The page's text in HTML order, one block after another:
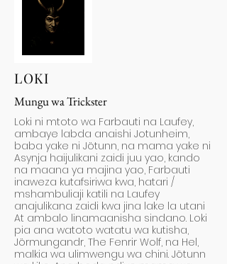
LOKI
Mungu wa Trickster
Loki ni mtoto wa Farbauti na Laufey,
ambaye labda anaishi Jotunheim,
baba yake ni Jötunn, na mama yake ni
Asynja haijulikani zaidi juu yao, kando
na maana ya majina yao, Farbauti
inaweza kutafsiriwa kwa, hatari /
mshambuliaji katili na Laufey
anajulikana zaidi kwa jina lake la utani
At ambalo linamaanisha sindano. Loki
pia ana watoto watatu wa kutisha,
Jörmungandr, The Fenrir Wolf, na Hel,
malkia wa ulimwengu wa chini. Jötunn